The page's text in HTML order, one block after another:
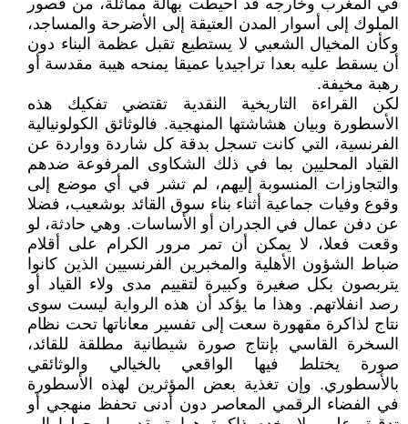
في المغرب وخارجه قد أحيطت بهالة مماثلة، من قصور
الملوك إلى أسوار المدن العتيقة إلى الأضرحة والمساجد،
وكأن المخيال الشعبي لا يستطيع تقبل عظمة البناء دون
أن يسقط عليه بعدا تراجيديا عميقا يمنحه هيبة مقدسة أو
رهبة مخيفة.
لكن القراءة التاريخية النقدية تقتضي تفكيك هذه
الأسطورة وبيان هشاشتها المنهجية. فالوثائق الكولونيالية
الفرنسية، التي كانت تسجل بدقة كل شاردة وواردة عن
القياد المحليين بما في ذلك الشكاوى المرفوعة ضدهم
والتجاوزات المنسوبة إليهم، لم تشر في أي موضع إلى
وقوع وفيات جماعية أثناء بناء سوق القائد بوشعيب، فضلا
عن دفن عمال في الجدران أو الأساسات. وهي حادثة، لو
وقعت فعلا، لا يمكن أن تمر مرور الكرام على أقلام
ضباط الشؤون الأهلية والمخبرين الفرنسيين الذين كانوا
يتربصون بكل صغيرة وكبيرة لتقييم مدى ولاء القياد أو
رصد انفلاتهم. وهذا ما يؤكد أن هذه الرواية ليست سوى
نتاج لذاكرة مقهورة سعت إلى تفسير معاناتها تحت نظام
السخرة القاسي بإنتاج صورة شيطانية مطلقة للقائد،
صورة يختلط فيها الواقعي بالخيالي والوثائقي
بالأسطوري. وإن تغذية بعض المؤثرين لهذه الأسطورة
في الفضاء الرقمي المعاصر دون أدنى تحفظ منهجي أو